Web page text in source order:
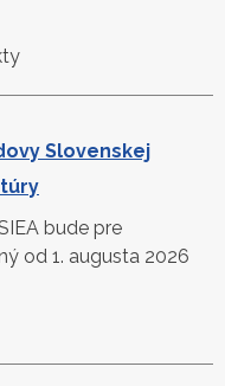
Slovenskej
bude pre
od 1. augusta 2026